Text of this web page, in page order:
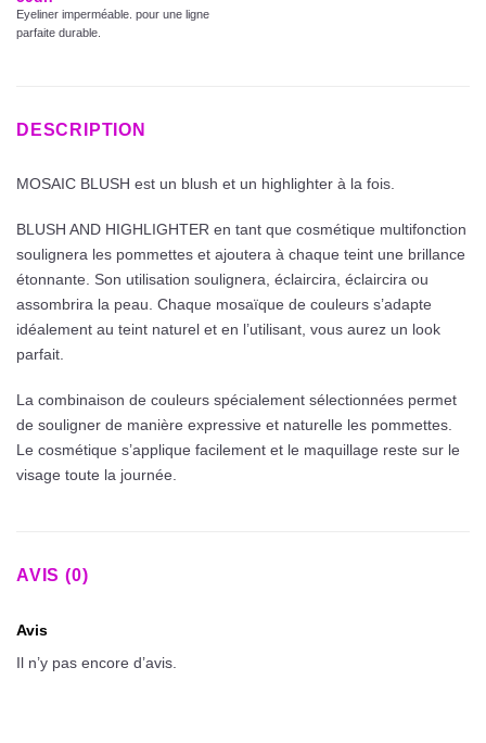
Eyeliner imperméable. pour une ligne
parfaite durable.
DESCRIPTION
MOSAIC BLUSH est un blush et un highlighter à la fois.
BLUSH AND HIGHLIGHTER en tant que cosmétique multifonction
soulignera les pommettes et ajoutera à chaque teint une brillance
étonnante. Son utilisation soulignera, éclaircira, éclaircira ou
assombrira la peau. Chaque mosaïque de couleurs s’adapte
idéalement au teint naturel et en l’utilisant, vous aurez un look
parfait.
La combinaison de couleurs spécialement sélectionnées permet
de souligner de manière expressive et naturelle les pommettes.
Le cosmétique s’applique facilement et le maquillage reste sur le
visage toute la journée.
AVIS (0)
Avis
Il n’y pas encore d’avis.